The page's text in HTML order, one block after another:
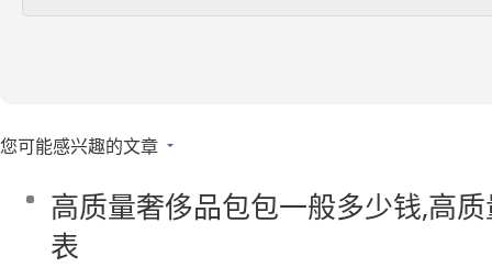
您可能感兴趣的文章
高质量奢侈品包包一般多少钱,高
表